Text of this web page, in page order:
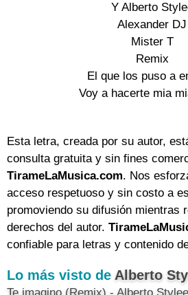
Y Alberto
Alexander DJ
Mister T
Remix
El que los puso a
Voy a hacerte mia
Esta letra, creada por su autor,
consulta gratuita y sin fines
TirameLaMusica.com. Nos
acceso respetuoso y sin costo a
promoviendo su difusión mientras
derechos del autor.
confiable para letras y contenido
Lo más visto de Alberto